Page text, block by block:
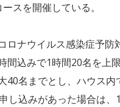
スを開催している。
ロナウイルス感染症予
間込みで1時間20名を上
40名までとし、ハウス内
し込みがあった場合は